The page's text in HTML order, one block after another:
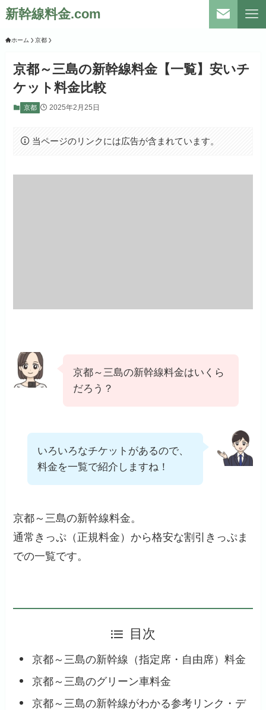
新幹線料金.com
ホーム 京都
京都～三島の新幹線料金【一覧】安いチ
ケット料金比較
京都 2025年2月25日
当ページのリンクには広告が含まれています。
京都～三島の新幹線料金はいくら
だろう？
いろいろなチケットがあるので、
料金を一覧で紹介しますね！
京都～三島の新幹線料金。
通常きっぷ（正規料金）から格安な割引きっぷま
での一覧です。
目次
京都～三島の新幹線（指定席・自由席）料金
京都～三島のグリーン車料金
京都～三島の新幹線がわかる参考リンク・デ